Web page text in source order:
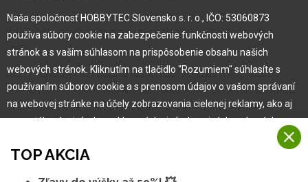
Pre zákazníka
Garancia najlepšej ceny
Užívateľský manuál
Obchodné podmienky
Zákazník & partner
Novinky
TOP AKCIA
Naša spoločnosť HOBBYTEC Slovensko s. r. o., IČO: 53060873
používa súbory cookie na zabezpečenie funkčnosti webových
stránok a s vaším súhlasom na prispôsobenie obsahu našich
webových stránok. Kliknutím na tlačidlo "Rozumiem" súhlasíte s
používaním súborov cookie a s prenosom údajov o vašom správaní
na webovej stránke na účely zobrazovania cielenej reklamy, ako aj
na sociálnych sieťach a reklamných sieťach na iných webových
Viac informácií